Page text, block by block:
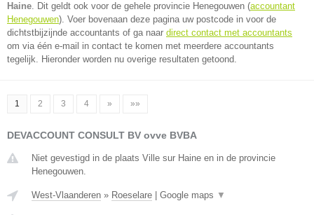
Haine. Dit geldt ook voor de gehele provincie Henegouwen (accountant
Henegouwen). Voer bovenaan deze pagina uw postcode in voor de
dichtstbijzijnde accountants of ga naar direct contact met accountants
om via één e-mail in contact te komen met meerdere accountants
tegelijk. Hieronder worden nu overige resultaten getoond.
1 2 3 4 » »»
DEVACCOUNT CONSULT BV ovve BVBA
Niet gevestigd in de plaats Ville sur Haine en in de provincie
Henegouwen.
West-Vlaanderen » Roeselare Google maps ▼